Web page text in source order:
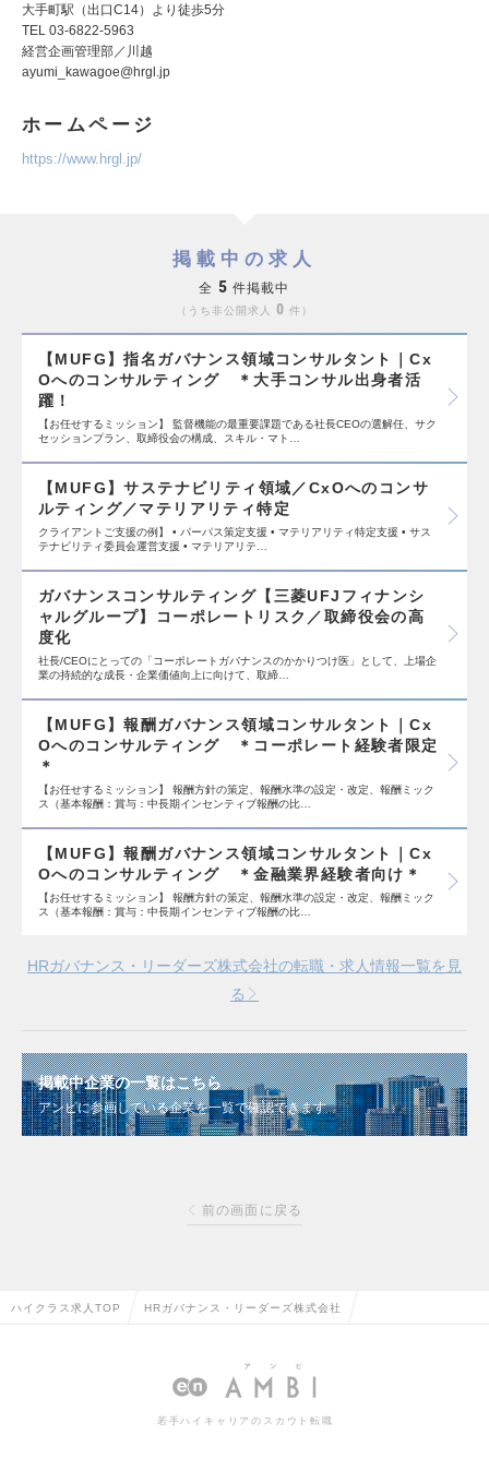
大手町駅（出口C14）より徒歩5分
TEL 03-6822-5963
経営企画管理部／川越
ayumi_kawagoe@hrgl.jp
ホームページ
https://www.hrgl.jp/
掲載中の求人
全 5 件掲載中
うち非公開求人 0 件
【MUFG】指名ガバナンス領域コンサルタント｜Cx
Oへのコンサルティング ＊大手コンサル出身者活
躍！
【お任せするミッション】 監督機能の最重要課題である社長CEOの選解任、サク
セッションプラン、取締役会の構成、スキル・マト…
【MUFG】サステナビリティ領域／CxOへのコンサ
ルティング／マテリアリティ特定
クライアントご支援の例】 • パーパス策定支援 • マテリアリティ特定支援 • サス
テナビリティ委員会運営支援 • マテリアリテ…
ガバナンスコンサルティング【三菱UFJフィナンシ
ャルグループ】コーポレートリスク／取締役会の高
度化
社長/CEOにとっての「コーポレートガバナンスのかかりつけ医」として、上場企
業の持続的な成長・企業価値向上に向けて、取締…
【MUFG】報酬ガバナンス領域コンサルタント｜Cx
Oへのコンサルティング ＊コーポレート経験者限定
＊
【お任せするミッション】 報酬方針の策定、報酬水準の設定・改定、報酬ミック
ス（基本報酬：賞与：中長期インセンティブ報酬の比…
【MUFG】報酬ガバナンス領域コンサルタント｜Cx
Oへのコンサルティング ＊金融業界経験者向け＊
【お任せするミッション】 報酬方針の策定、報酬水準の設定・改定、報酬ミック
ス（基本報酬：賞与：中長期インセンティブ報酬の比…
HRガバナンス・リーダーズ株式会社の転職・求人情報一覧を見
る
掲載中企業の一覧はこちら
アンビに参画している企業を一覧で確認できます
前の画面に戻る
ハイクラス求人TOP HRガバナンス・リーダーズ株式会社
若手ハイキャリアのスカウト転職